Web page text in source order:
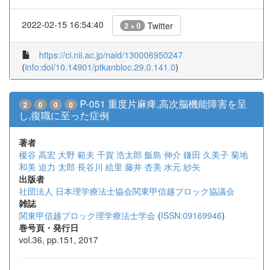
2022-02-15 16:54:40 2 + 0 Twitter
https://ci.nii.ac.jp/naid/130006950247
(info:doi/10.14901/ptkanbloc.29.0.141.0)
2 0 0 0
P-051 重度片麻痺,高次脳機能障害を呈
し,復職に至った症例
著者
榎谷 高宏 大野 範夫 千賀 浩太郎 飯島 伸介 鎌田 久美子 菊地
和美 迫力 太郎 長谷川 絵里 藤井 杏美 水元 紗矢
出版者
社団法人 日本理学療法士協会関東甲信越ブロック協議会
雑誌
関東甲信越ブロック理学療法士学会 (ISSN:09169946)
巻号頁・発行日
vol.36, pp.151, 2017